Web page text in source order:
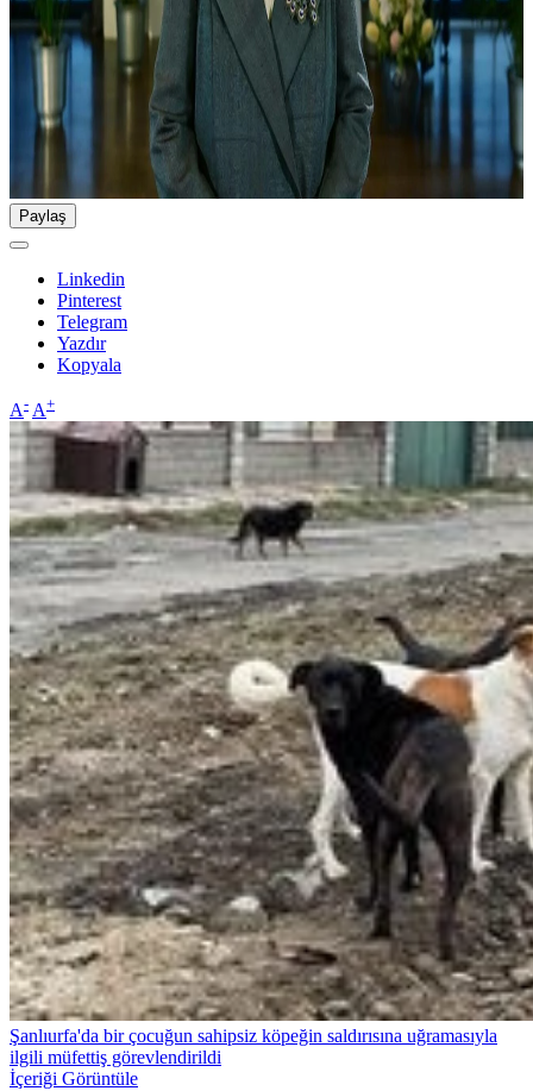
Paylaş
Linkedin
Pinterest
Telegram
Yazdır
Kopyala
A- A+
Şanlıurfa'da bir çocuğun sahipsiz köpeğin saldırısına uğramasıyla
ilgili müfettiş görevlendirildi
İçeriği Görüntüle